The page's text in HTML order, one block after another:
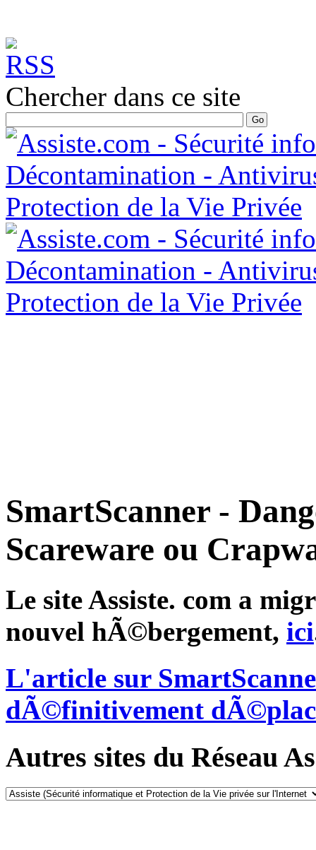
Chercher dans ce site
SmartScanner -
Scareware ou
Le site Assiste. com a
nouvel hÃ©bergement, ici
L'article sur
dÃ©finitivement
Autres sites du Réseau